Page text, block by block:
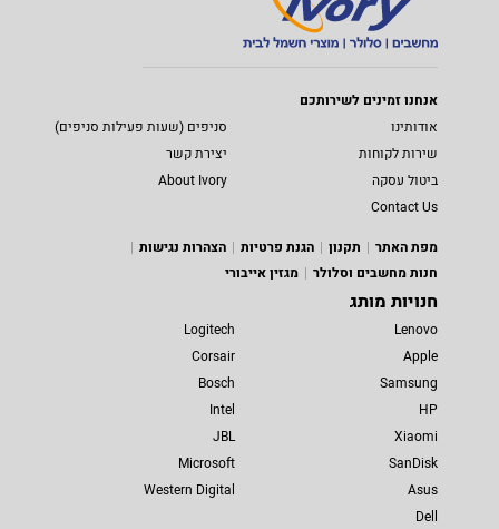
אנחנו זמינים לשירותכם
אודותינו
סניפים (שעות פעילות סניפים)
שירות לקוחות
יצירת קשר
ביטול עסקה
About Ivory
Contact Us
מפת האתר
תקנון הגנת פרטיות
הצהרות נגישות
חנות מחשבים וסלולר
מגזין אייבורי
חנויות מותג
Lenovo
Apple
Samsung
HP
Xiaomi
SanDisk
Asus
Dell
Logitech
Corsair
Bosch
Intel
JBL
Microsoft
Western Digital